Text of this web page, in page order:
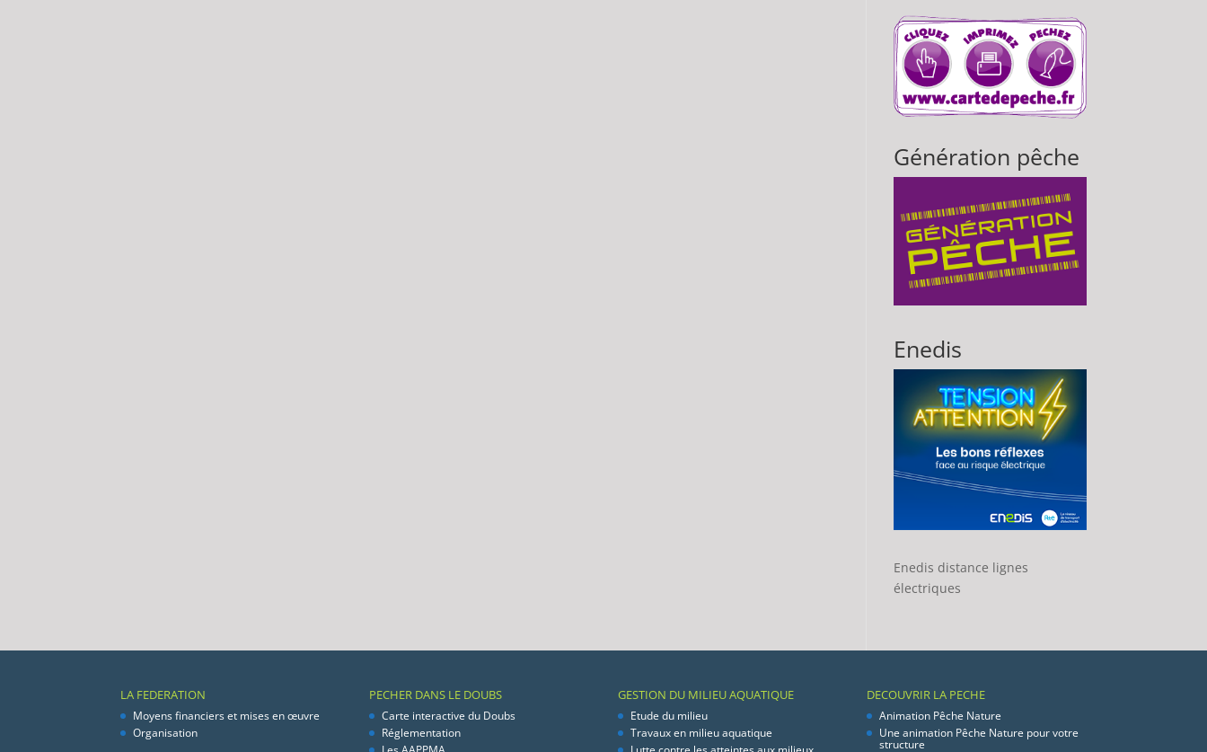
Génération pêche
Enedis
Enedis distance lignes
électriques
LA FEDERATION
Moyens financiers et mises en œuvre
Organisation
PECHER DANS LE DOUBS
Carte interactive du Doubs
Réglementation
GESTION DU MILIEU AQUATIQUE
Etude du milieu
Travaux en milieu aquatique
DECOUVRIR LA PECHE
Animation Pêche Nature
Une animation Pêche Nature pour votre
structure